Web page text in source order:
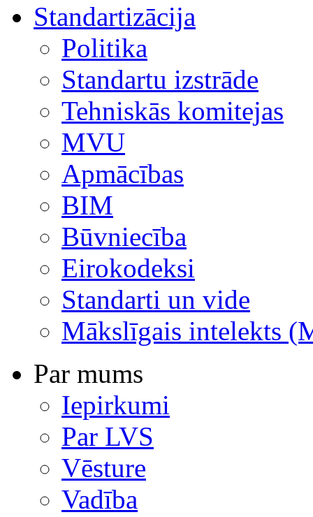
Standartizācija
Politika
Standartu izstrāde
Tehniskās komitejas
MVU
Apmācības
BIM
Būvniecība
Eirokodeksi
Standarti un vide
Mākslīgais intelekts
Par mums
Iepirkumi
Par LVS
Vēsture
Vadība